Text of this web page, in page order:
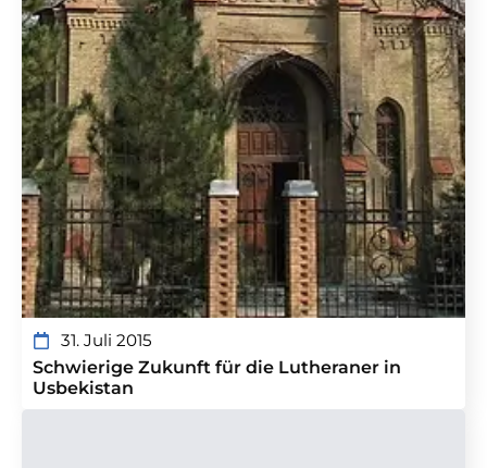
31. Juli 2015
Schwierige Zukunft für die Lutheraner in
Usbekistan